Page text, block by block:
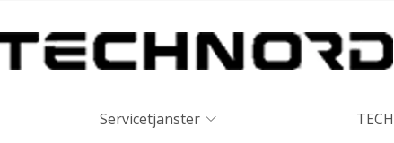
Servicetjänster